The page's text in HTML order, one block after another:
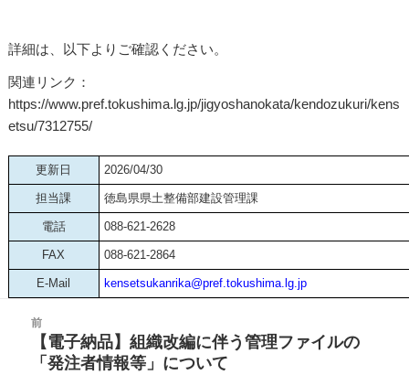
詳細は、以下よりご確認ください。
関連リンク：
https://www.pref.tokushima.lg.jp/jigyoshanokata/kendozukuri/kens
etsu/7312755/
更新日 2026/04/30
担当課 徳島県県土整備部建設管理課
電話 088-621-2628
FAX 088-621-2864
E-Mail kensetsukanrika@pref.tokushima.lg.jp
前
前
の
【電子納品】組織改編に伴う管理ファイルの
「発注者情報等」について